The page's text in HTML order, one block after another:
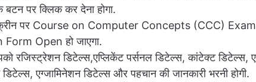
पर क्लिक कर देना होगा.
पर Course on Computer Concepts (CCC)
Open हो जाएगा.
रजिस्ट्रेशन डिटेल्स,एप्लिकेंट पर्सनल डिटेल्स, कांटेक्ट डिटेल्स,
एग्जामिनेशन डिटेल्स और पहचान की जानकारी भरनी होगी.